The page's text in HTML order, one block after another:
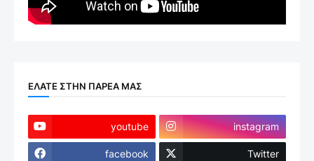
ΕΛΑΤΕ ΣΤΗΝ ΠΑΡΕΑ ΜΑΣ
youtube instagram
facebook Twitter